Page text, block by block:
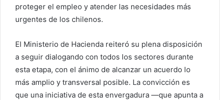
proteger el empleo y atender las necesidades más
urgentes de los chilenos.
El Ministerio de Hacienda reiteró su plena disposición
a seguir dialogando con todos los sectores durante
esta etapa, con el ánimo de alcanzar un acuerdo lo
más amplio y transversal posible. La convicción es
que una iniciativa de esta envergadura —que apunta a